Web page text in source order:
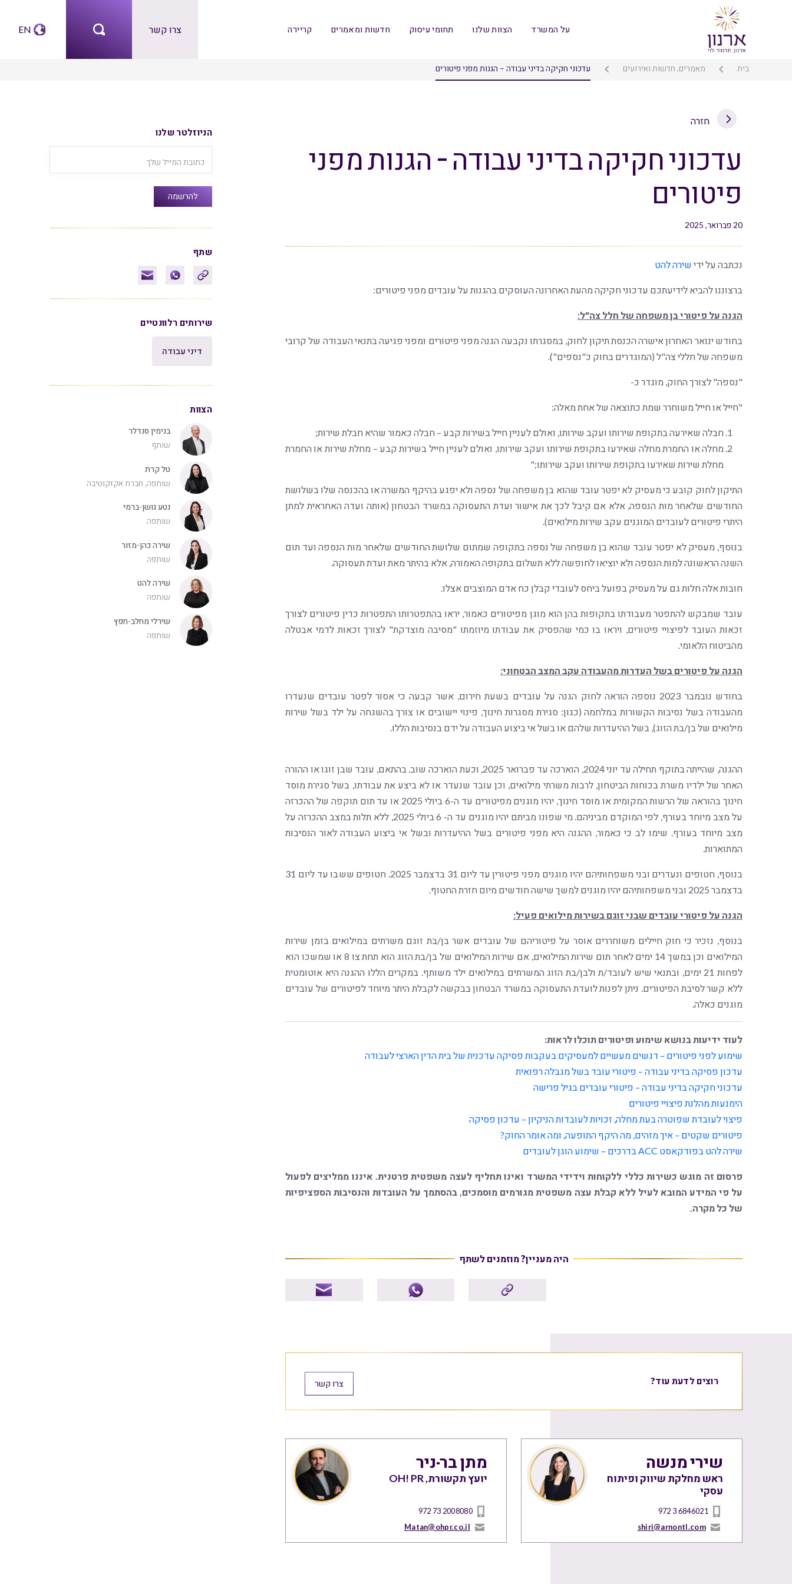
על המשרד הצוות שלנו תחומי עיסוק חדשות ומאמרים קריירה צרו קשר EN
בית מאמרים, חדשות ואירועים עדכוני חקיקה בדיני עבודה – הגנות מפני פיטורים
חזרה
עדכוני חקיקה בדיני עבודה – הגנות מפני
פיטורים
20 פברואר, 2025
נכתבה על ידי שירה להט
ברצוננו להביא לידיעתכם עדכוני חקיקה מהעת האחרונה העוסקים בהגנות על עובדים מפני פיטורים:
הגנה על פיטורי בן משפחה של חלל צה״ל:
בחודש ינואר האחרון אישרה הכנסת תיקון לחוק, במסגרתו נקבעה הגנה מפני פיטורים ומפני פגיעה בתנאי העבודה של קרובי
משפחה של חללי צה"ל (המוגדרים בחוק כ"נספים").
"נספה" לצורך החוק, מוגדר כ-
"חייל או חייל משוחרר שמת כתוצאה של אחת מאלה:
חבלה שאירעה בתקופת שירותו ועקב שירותו, ואולם לעניין חייל בשירות קבע – חבלה כאמור שהיא חבלת שירות;
מחלה או החמרת מחלה שאירעו בתקופת שירותו ועקב שירותו, ואולם לעניין חייל בשירות קבע – מחלת שירות או החמרת
מחלת שירות שאירעו בתקופת שירותו ועקב שירותו;"
התיקון לחוק קובע כי מעסיק לא יפטר עובד שהוא בן משפחה של נספה ולא יפגע בהיקף המשרה או בהכנסה שלו בשלושת
החודשים שלאחר מות הנספה, אלא אם קיבל לכך את אישור ועדת התעסוקה במשרד הבטחון (אותה ועדה האחראית למתן
היתרי פיטורים לעובדים המוגנים עקב שירות מילואים).
בנוסף, מעסיק לא יפטר עובד שהוא בן משפחה של נספה בתקופה שמתום שלושת החודשים שלאחר מות הנספה ועד תום
השנה הראשונה למות הנספה ולא יוציאו לחופשה ללא תשלום בתקופה האמורה, אלא בהיתר מאת ועדת תעסוקה.
חובות אלה חלות גם על מעסיק בפועל ביחס לעובדי קבלן כח אדם המוצבים אצלו.
עובד שמבקש להתפטר מעבודתו בתקופות בהן הוא מוגן מפיטורים כאמור, יראו בהתפטרותו התפטרות כדין פיטורים לצורך
זכאות העובד לפיצויי פיטורים, ויראו בו כמי שהפסיק את עבודתו מיוזמתו "מסיבה מוצדקת" לצורך זכאות לדמי אבטלה
מהביטוח הלאומי.
הגנה על פיטורים בשל העדרות מהעבודה עקב המצב הבטחוני:
בחודש נובמבר 2023 נוספה הוראה לחוק הגנה על עובדים בשעת חירום, אשר קבעה כי אסור לפטר עובדים שנעדרו
מהעבודה בשל נסיבות הקשורות במלחמה (כגון: סגירת מסגרות חינוך, פינוי יישובים או צורך בהשגחה על ילד בשל שירות
מילואים של בן/בת הזוג), בשל ההיעדרות שלהם או בשל אי ביצוע העבודה על ידם בנסיבות הללו.
ההגנה, שהייתה בתוקף תחילה עד יוני 2024, הוארכה עד פברואר 2025, וכעת הוארכה שוב. בהתאם, עובד שבן זוגו או ההורה
האחר של ילדיו משרת בכוחות הביטחון, לרבות משרתי מילואים, וכן עובד שנעדר או לא ביצע את עבודתו, בשל סגירת מוסד
חינוך בהוראה של הרשות המקומית או מוסד חינוך, יהיו מוגנים מפיטורים עד ה-6 ביולי 2025 או עד תום תוקפה של ההכרזה
על מצב מיוחד בעורף, לפי המוקדם מביניהם. מי שפונו מביתם יהיו מוגנים עד ה- 6 ביולי 2025, ללא תלות במצב ההכרזה על
מצב מיוחד בעורף. שימו לב כי כאמור, ההגנה היא מפני פיטורים בשל ההיעדרות ובשל אי ביצוע העבודה לאור הנסיבות
המתוארות.
בנוסף, חטופים ונעדרים ובני משפחותיהם יהיו מוגנים מפני פיטורין עד ליום 31 בדצמבר 2025. חטופים ששבו עד ליום 31
בדצמבר 2025 ובני משפחותיהם יהיו מוגנים למשך שישה חודשים מיום חזרת החטוף.
הגנה על פיטורי עובדים שבני זוגם בשירות מילואים פעיל:
בנוסף, נזכיר כי חוק חיילים משוחררים אוסר על פיטוריהם של עובדים אשר בן/בת זוגם משרתים במילואים בזמן שירות
המילואים וכן במשך 14 ימים לאחר תום שירות המילואים, אם שירות המילואים של בן/בת הזוג הוא תחת צו 8 או שמשכו הוא
לפחות 21 ימים, ובתנאי שיש לעובד/ת ולבן/בת הזוג המשרתים במילואים ילד משותף. במקרים הללו ההגנה היא אוטומטית
ללא קשר לסיבת הפיטורים. ניתן לפנות לועדת התעסוקה במשרד הבטחון בבקשה לקבלת היתר מיוחד לפיטורים של עובדים
מוגנים כאלה.
לעוד ידיעות בנושא שימוע ופיטורים תוכלו לראות:
שימוע לפני פיטורים – דגשים מעשיים למעסיקים בעקבות פסיקה עדכנית של בית הדין הארצי לעבודה
עדכון פסיקה בדיני עבודה – פיטורי עובד בשל מגבלה רפואית
עדכוני חקיקה בדיני עבודה – פיטורי עובדים בגיל פרישה
הימנעות מהלנת פיצויי פיטורים
פיצוי לעובדת שפוטרה בעת מחלה, זכויות לעובדות הניקיון – עדכון פסיקה
פיטורים שקטים – איך מזהים, מה היקף התופעה, ומה אומר החוק?
שירה להט בפודקאסט ACC בדרכים – שימוע הוגן לעובדים
פרסום זה מוגש כשירות כללי ללקוחות וידידי המשרד ואינו תחליף לעצה משפטית פרטנית. איננו ממליצים לפעול
על פי המידע המובא לעיל ללא קבלת עצה משפטית מגורמים מוסמכים, בהסתמך על העובדות והנסיבות הספציפיות
של כל מקרה.
היה מעניין? מוזמנים לשתף
רוצים לדעת עוד? צרו קשר
שירי מנשה
ראש מחלקת שיווק ופיתוח
עסקי
972 3 6846021
shiri@arnontl.com
מתן בר-ניר
יועץ תקשורת, OH! PR
972 73 2008080
Matan@ohpr.co.il
הניוזלטר שלנו
שתף
שירותים רלוונטיים
דיני עבודה
הצוות
בנימין סנדלר
שותף
טל קרת
שותפה, חברת אקזקוטיבה
נטע גושן-ברמי
שותפה
שירה כהן-מזור
שותפה
שירה להט
שותפה
שירלי מחלב-חפץ
שותפה